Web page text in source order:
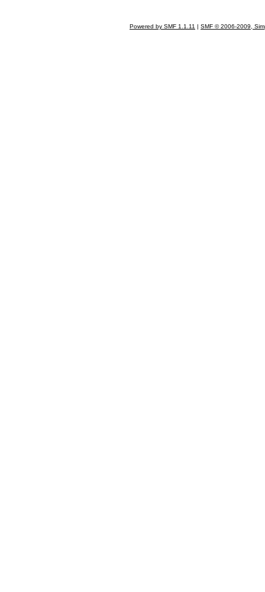
Powered by SMF 1.1.11 | SMF © 2006-2009,